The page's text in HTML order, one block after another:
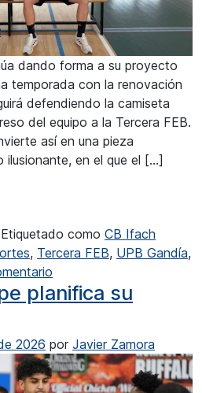
dando forma a su proyecto
temporada con la renovación
defendiendo la camiseta
del equipo a la Tercera FEB.
así en una pieza
ilusionante, en el que el […]
Etiquetado como CB Ifach
, Tercera FEB, UPB Gandía,
planifica su
2026 por Javier Zamora